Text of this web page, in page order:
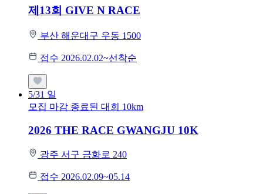
제13회 GIVE N RACE
부산 해운대구 우동 1500
접수 2026.02.02~선착순
5/31 일
모집 마감 종료된 대회 10km
2026 THE RACE GWANGJU 10K
광주 서구 금화로 240
접수 2026.02.09~05.14